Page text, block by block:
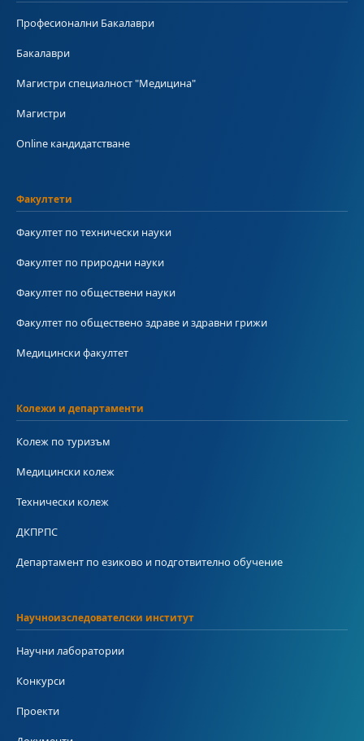
Професионални Бакалаври
Бакалаври
Магистри специалност "Медицина"
Магистри
Online кандидатстване
Факултети
Факултет по технически науки
Факултет по природни науки
Факултет по обществени науки
Факултет по обществено здраве и здравни грижи
Медицински факултет
Колежи и департаменти
Колеж по туризъм
Медицински колеж
Технически колеж
ДКПРПС
Департамент по езиково и подготвително обучение
Научноизследователски институт
Научни лаборатории
Конкурси
Проекти